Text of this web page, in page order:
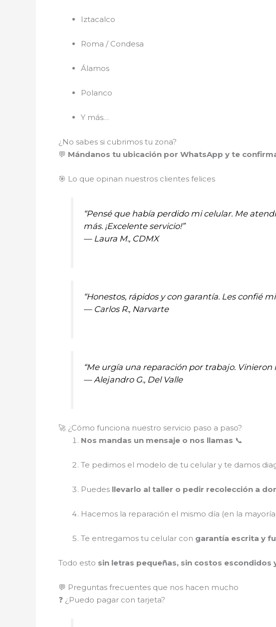
Iztacalco
Roma / Condesa
Álamos
Polanco
Y más…
¿No sabes si cubrimos tu zona?
💬 Mándanos tu ubicación por WhatsApp y te
🎯 Lo que opinan nuestros clientes felices
“Pensé que había perdido mi celular. Me
más. ¡Excelente servicio!”
— Laura M., CDMX
“Honestos, rápidos y con garantía. Les confié
— Carlos R., Narvarte
“Me urgía una reparación por trabajo.
— Alejandro G., Del Valle
🚀 ¿Cómo funciona nuestro servicio paso a paso?
Nos mandas un mensaje o nos llamas 📞
Te pedimos el modelo de tu celular y te damos
Puedes llevarlo al taller o pedir recolección a
Hacemos la reparación el mismo día (en la mayoría
Te entregamos tu celular con garantía escrita y
Todo esto sin letras pequeñas, sin costos escondidos
💬 Preguntas frecuentes que nos hacen mucho
❓ ¿Puedo pagar con tarjeta?